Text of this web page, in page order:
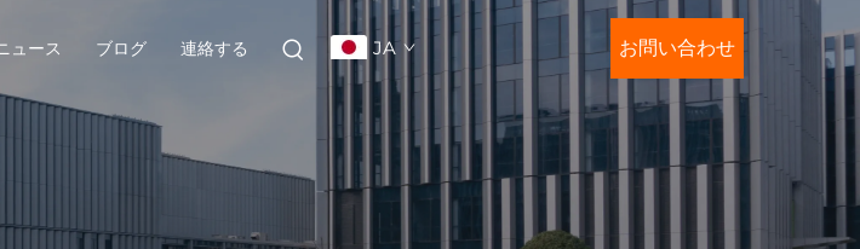
ュース ブログ 連絡する JA お問い合わせ